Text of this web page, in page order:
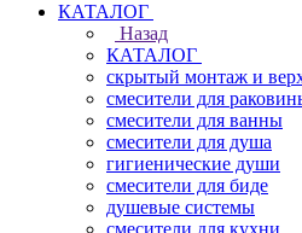
КАТАЛОГ
Назад
КАТАЛОГ
скрытый монтаж и
смесители для
смесители для ванны
смесители для душа
гигиенические души
смесители для биде
душевые системы
смесители для кухни